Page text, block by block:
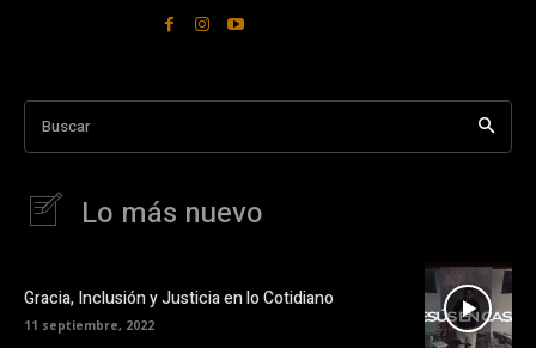
Buscar
Lo más nuevo
Gracia, Inclusión y Justicia en lo Cotidiano
11 septiembre, 2022